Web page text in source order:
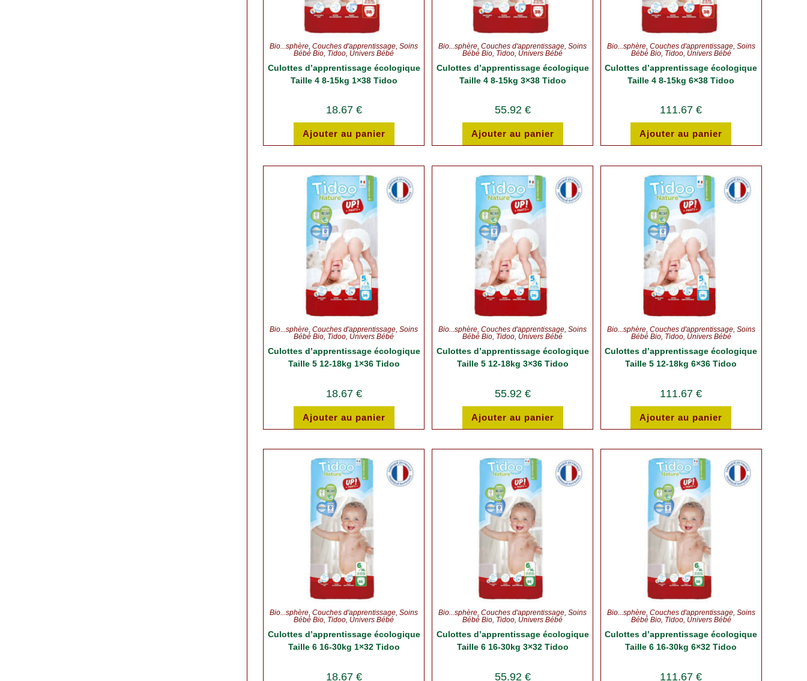
Bio...sphère,Couches d'apprentissage,Soins
Bébé Bio, Tidoo, Univers Bébé
Culottes d’apprentissage écologique
Taille 4 8-15kg 1×38 Tidoo
18.67 €
Ajouter au panier
Bio...sphère, Couches d'apprentissage, Soins
Bébé Bio, Tidoo, Univers Bébé
Culottes d’apprentissage écologique
Taille 4 8-15kg 3×38 Tidoo
55.92 €
Ajouter au panier
Bio...sphère, Couches d'apprentissage, Soins
Bébé Bio, Tidoo, Univers Bébé
Culottes d’apprentissage écologique
Taille 4 8-15kg 6×38 Tidoo
111.67€
Ajouter au panier
Bio...sphère,Couches d'apprentissage,Soins
Bébé Bio, Tidoo, Univers Bébé
Culottes d’apprentissage écologique
Taille 5 12-18kg 1×36 Tidoo
18.67 €
Ajouter au panier
Bio...sphère, Couches d'apprentissage, Soins
Bébé Bio, Tidoo, Univers Bébé
Culottes d’apprentissage écologique
Taille 5 12-18kg 3×36 Tidoo
55.92 €
Ajouter au panier
Bio...sphère, Couches d'apprentissage, Soins
Bébé Bio, Tidoo, Univers Bébé
Culottes d’apprentissage écologique
Taille 5 12-18kg 6×36 Tidoo
111.67€
Ajouter au panier
Bio...sphère,Couches d'apprentissage,Soins
Bébé Bio, Tidoo, Univers Bébé
Culottes d’apprentissage écologique
Taille 6 16-30kg 1×32 Tidoo
18.67 €
Bio...sphère, Couches d'apprentissage, Soins
Bébé Bio, Tidoo, Univers Bébé
Culottes d’apprentissage écologique
Taille 6 16-30kg 3×32 Tidoo
55.92 €
Bio...sphère, Couches d'apprentissage, Soins
Bébé Bio, Tidoo, Univers Bébé
Culottes d’apprentissage écologique
Taille 6 16-30kg 6×32 Tidoo
111.67€